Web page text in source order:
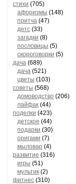
стихи (705)
афоризмы (148)
притча (47)
детс (33)
загадки (8)
пословицы (5)
скороговорки (5)
дача (689)
дача (521)
цветы (103)
советы (568)
домоводство (206)
лайфак (44)
поделки (423)
детское (44)
подарки (30)
оригами (7)
мыловар (4)
развитие (316)
игры (51)
мультик (2)
фитнес (310)